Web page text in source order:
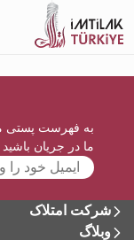
به فهرست پستی ما
ما در جریان باشید
شرکت امتلاک
وبلاگ